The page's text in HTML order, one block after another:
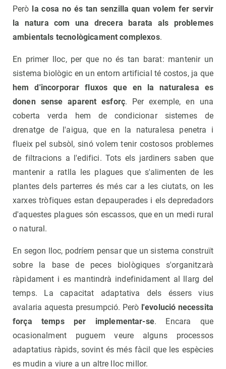
Però la cosa no és tan senzilla quan volem fer servir
la natura com una drecera barata als problemes
ambientals tecnològicament complexos.
En primer lloc, per que no és tan barat: mantenir un
sistema biològic en un entorn artificial té costos, ja que
hem d'incorporar fluxos que en la naturalesa es
donen sense aparent esforç. Per exemple, en una
coberta verda hem de condicionar sistemes de
drenatge de l'aigua, que en la naturalesa penetra i
flueix pel subsòl, sinó volem tenir costosos problemes
de filtracions a l'edifici. Tots els jardiners saben que
mantenir a ratlla les plagues que s'alimenten de les
plantes dels parterres és més car a les ciutats, on les
xarxes tròfiques estan depauperades i els depredadors
d'aquestes plagues són escassos, que en un medi rural
o natural.
En segon lloc, podríem pensar que un sistema construït
sobre la base de peces biològiques s'organitzarà
ràpidament i es mantindrà indefinidament al llarg del
temps. La capacitat adaptativa dels éssers vius
avalaria aquesta presumpció. Però l'evolució necessita
força temps per implementar-se. Encara que
ocasionalment puguem veure alguns processos
adaptatius ràpids, sovint és més fàcil que les espècies
es mudin a viure a un altre lloc millor.